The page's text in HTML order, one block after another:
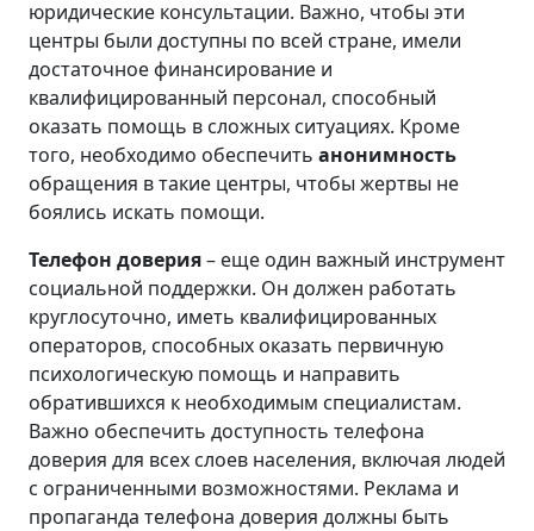
юридические консультации. Важно, чтобы эти
центры были доступны по всей стране, имели
достаточное финансирование и
квалифицированный персонал, способный
оказать помощь в сложных ситуациях. Кроме
того, необходимо обеспечить анонимность
обращения в такие центры, чтобы жертвы не
боялись искать помощи.
Телефон доверия– еще один важный инструмент
социальной поддержки. Он должен работать
круглосуточно, иметь квалифицированных
операторов, способных оказать первичную
психологическую помощь и направить
обратившихся к необходимым специалистам.
Важно обеспечить доступность телефона
доверия для всех слоев населения, включая людей
с ограниченными возможностями. Реклама и
пропаганда телефона доверия должны быть